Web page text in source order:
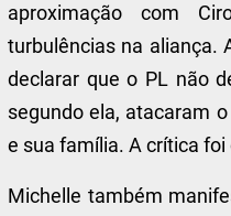
aproximação com
turbulências na aliança.
declarar que o PL não
segundo ela, atacaram
e sua família. A crítica
Michelle também